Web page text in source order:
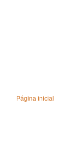
Página inicial